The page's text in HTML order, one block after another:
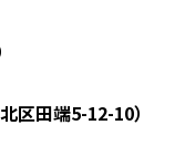
区田端5-12-10）